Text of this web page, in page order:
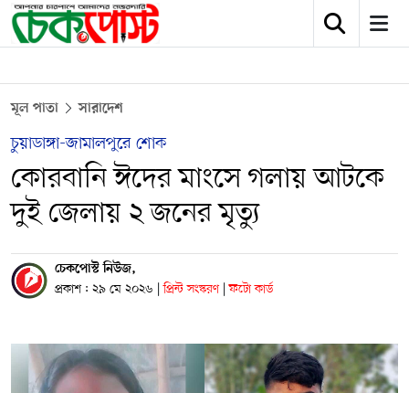
মূল পাতা সারাদেশ
চুয়াডাঙ্গা-জামালপুরে শোক
কোরবানি ঈদের মাংসে গলায় আটকে
দুই জেলায় ২ জনের মৃত্যু
চেকপোস্ট নিউজ,
প্রকাশ : ২৯ মে ২০২৬ | প্রিন্ট সংস্করণ | ফটো কার্ড